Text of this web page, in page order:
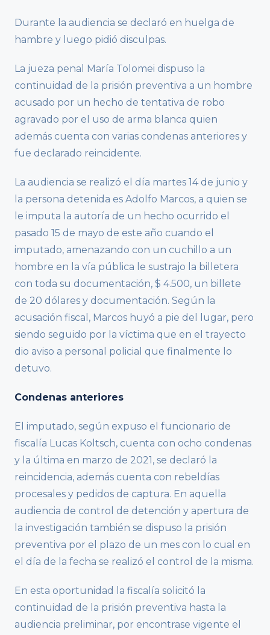
Durante la audiencia se declaró en huelga de
hambre y luego pidió disculpas.
La jueza penal María Tolomei dispuso la
continuidad de la prisión preventiva a un hombre
acusado por un hecho de tentativa de robo
agravado por el uso de arma blanca quien
además cuenta con varias condenas anteriores y
fue declarado reincidente.
La audiencia se realizó el día martes 14 de junio y
la persona detenida es Adolfo Marcos, a quien se
le imputa la autoría de un hecho ocurrido el
pasado 15 de mayo de este año cuando el
imputado, amenazando con un cuchillo a un
hombre en la vía pública le sustrajo la billetera
con toda su documentación, $ 4.500, un billete
de 20 dólares y documentación. Según la
acusación fiscal, Marcos huyó a pie del lugar, pero
siendo seguido por la víctima que en el trayecto
dio aviso a personal policial que finalmente lo
detuvo.
Condenas anteriores
El imputado, según expuso el funcionario de
fiscalía Lucas Koltsch, cuenta con ocho condenas
y la última en marzo de 2021, se declaró la
reincidencia, además cuenta con rebeldías
procesales y pedidos de captura. En aquella
audiencia de control de detención y apertura de
la investigación también se dispuso la prisión
preventiva por el plazo de un mes con lo cual en
el día de la fecha se realizó el control de la misma.
En esta oportunidad la fiscalía solicitó la
continuidad de la prisión preventiva hasta la
audiencia preliminar, por encontrase vigente el